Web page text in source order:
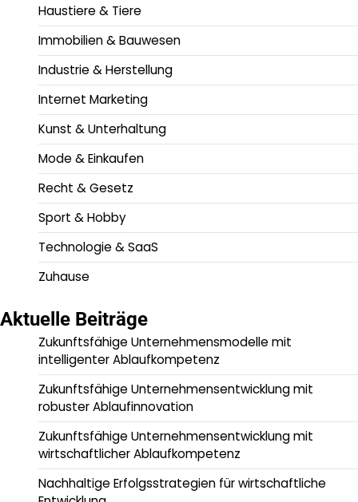
Haustiere & Tiere
Immobilien & Bauwesen
Industrie & Herstellung
Internet Marketing
Kunst & Unterhaltung
Mode & Einkaufen
Recht & Gesetz
Sport & Hobby
Technologie & SaaS
Zuhause
Aktuelle Beiträge
Zukunftsfähige Unternehmensmodelle mit
intelligenter Ablaufkompetenz
Zukunftsfähige Unternehmensentwicklung mit
robuster Ablaufinnovation
Zukunftsfähige Unternehmensentwicklung mit
wirtschaftlicher Ablaufkompetenz
Nachhaltige Erfolgsstrategien für wirtschaftliche